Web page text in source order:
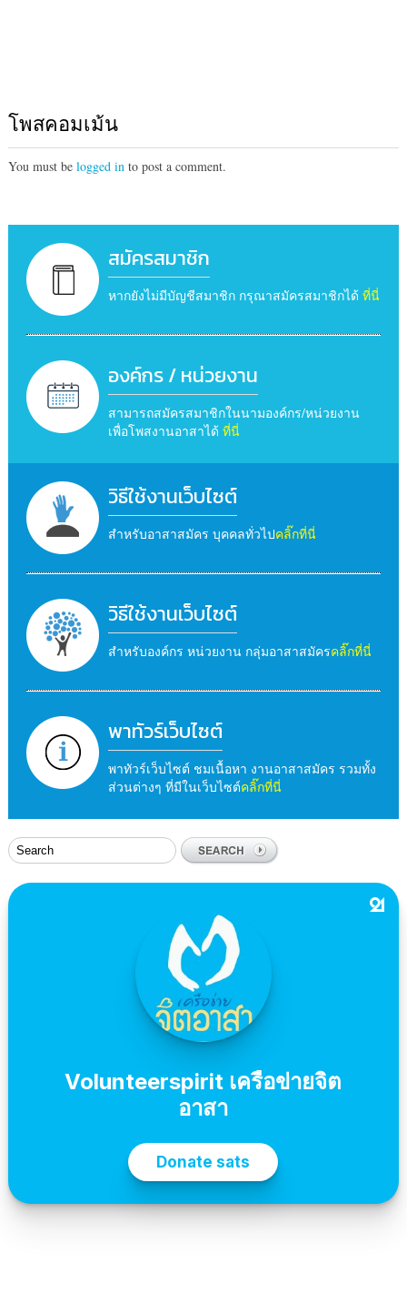
โพสคอมเม้น
You must be logged in to post a comment.
สมัครสมาชิก
หากยังไม่มีบัญชีสมาชิก กรุณาสมัครสมาชิกได้ ที่นี่
องค์กร / หน่วยงาน
สามารถสมัครสมาชิกในนามองค์กร/หน่วยงาน
เพื่อโพสงานอาสาได้ ที่นี่
วิธีใช้งานเว็บไซต์
สำหรับอาสาสมัคร บุคคลทั่วไปคลิ๊กที่นี่
วิธีใช้งานเว็บไซต์
สำหรับองค์กร หน่วยงาน กลุ่มอาสาสมัครคลิ๊กที่นี่
พาทัวร์เว็บไซต์
พาทัวร์เว็บไซต์ ชมเนื้อหา งานอาสาสมัคร รวมทั้ง
ส่วนต่างๆ ที่มีในเว็บไซต์คลิ๊กที่นี่